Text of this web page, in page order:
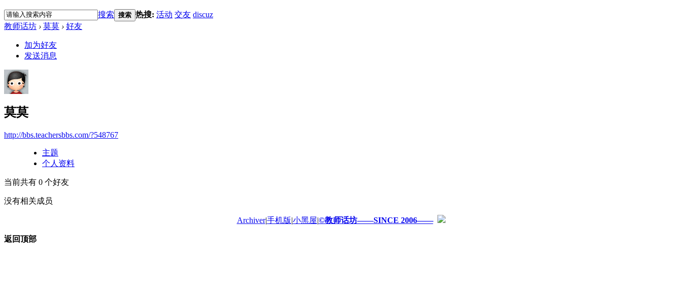
搜索 搜索 热搜: 活动 交友 discuz
教师话坊 › 莫莫 › 好友
加为好友
发送消息
莫莫
http://bbs.teachersbbs.com/?548767
主题
个人资料
当前共有 0 个好友
没有相关成员
Archiver|手机版|小黑屋|©教师话坊——SINCE 2006——
返回顶部